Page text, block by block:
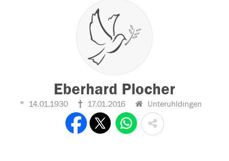
Eberhard Plocher
14.01.1930 17.01.2016 Unteruhldingen